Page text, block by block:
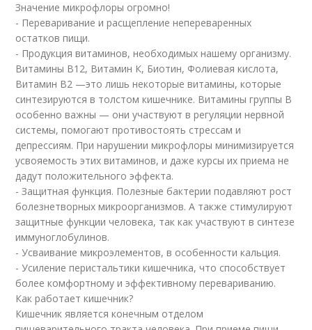
Значение микрофлоры огромно!
­- Переваривание и расщепление непереваренных
остатков пищи.
­- Продукция витаминов, необходимых нашему организму.
Витамины В12, Витамин К, Биотин, Фолиевая кислота,
Витамин В2 —это лишь некоторые витамины, которые
синтезируются в толстом кишечнике. Витамины группы В
особенно важны — они участвуют в регуляции нервной
системы, помогают противостоять стрессам и
депрессиям. При нарушении микрофлоры минимизируется
усвояемость этих витаминов, и даже курсы их приема не
дадут положительного эффекта.
­- Защитная функция. Полезные бактерии подавляют рост
болезнетворных микроорганизмов. А также стимулируют
защитные функции человека, так как участвуют в синтезе
иммуноглобулинов.
­- Усваивание микроэлементов, в особенности кальция.
­- Усиление перистальтики кишечника, что способствует
более комфортному и эффективному перевариванию.
Как работает кишечник?
Кишечник является конечным отделом